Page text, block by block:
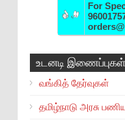
For
உடனடி இணைப்புகள்
வங்கித் தேர்வுகள்
தமிழ்நாடு அரசு